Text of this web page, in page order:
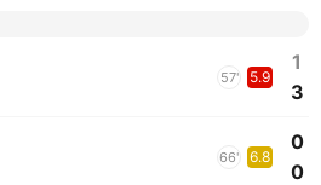
57' 5.9
1
3
66' 6.8
0
0